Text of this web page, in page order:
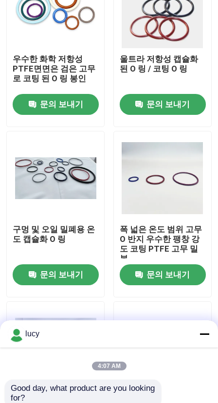
동영상
공장 투어
품질 관리
뉴스
충돌 O링
우수한 화학 저항성
PTFE면면은 검은 고무
로 코팅 된 O 링 봉인
문의 보내기
울트라 저항성 캡슐화
된 O 링 / 코팅 O 링
문의 보내기
구멍 및 오일 밀폐용 온
도 캡슐화 O 링
문의 보내기
폭 넓은 온도 범위 고무
O 반지 우수한 팽창 강
도 코팅 PTFE 고무 밀
봉
문의 보내기
내구성 있는 PTFE 코팅
lucy
4:07 AM
Good day, what product are you looking
for?